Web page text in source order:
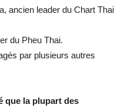
ancien leader du Chart Thai
du Pheu Thai.
par plusieurs autres
que la plupart des